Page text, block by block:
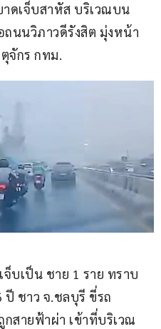
ดเจ็บสาหัส บริเวณบน
นนวิภาวดีรังสิต มุ่งหน้า
จักร กทม.
บเป็น ชาย 1 ราย ทราบ
ปี ชาว จ.ชลบุรี ขี่รถ
สายฟ้าผ่า เข้าที่บริเวณ